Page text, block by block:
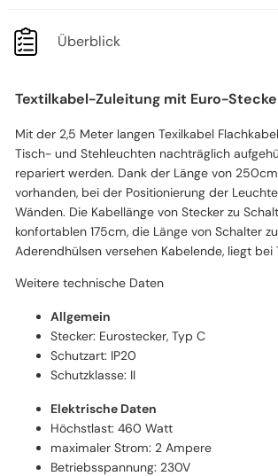
Überblick
Textilkabel-Zuleitung mit Euro-
Mit der 2,5 Meter langen Texilkabel
Tisch- und Stehleuchten nachträglich
repariert werden. Dank der Länge von
vorhanden, bei der Positionierung der
Wänden. Die Kabellänge von Stecker zu
konfortablen 175cm, die Länge von Schalter
Aderendhülsen versehen Kabelende, liegt bei
Weitere technische Daten
Allgemein
Stecker: Eurostecker, Typ C
Schutzart: IP20
Schutzklasse: II
Elektrische Daten
Höchstlast: 460 Watt
maximaler Strom: 2 Ampere
Betriebsspannung: 230V